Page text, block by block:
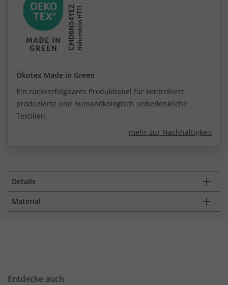
Ökotex Made in Green
Ein rückverfolgbares Produktlabel für kontrolliert
produzierte und humanökologisch unbedenkliche
Textilien.
mehr zur Nachhaltigkeit
Details
Material
Entdecke auch